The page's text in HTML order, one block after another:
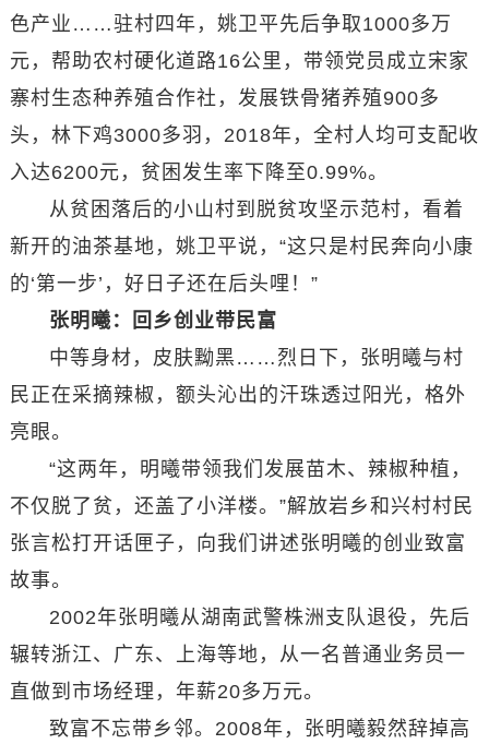
色产业……驻村四年，姚卫平先后争取1000多万
元，帮助农村硬化道路16公里，带领党员成立宋家
寨村生态种养殖合作社，发展铁骨猪养殖900多
头，林下鸡3000多羽，2018年，全村人均可支配收
入达6200元，贫困发生率下降至0.99%。
从贫困落后的小山村到脱贫攻坚示范村，看着
新开的油茶基地，姚卫平说，“这只是村民奔向小康
的‘第一步’，好日子还在后头哩！”
张明曦：回乡创业带民富
中等身材，皮肤黝黑……烈日下，张明曦与村
民正在采摘辣椒，额头沁出的汗珠透过阳光，格外
亮眼。
“这两年，明曦带领我们发展苗木、辣椒种植，
不仅脱了贫，还盖了小洋楼。”解放岩乡和兴村村民
张言松打开话匣子，向我们讲述张明曦的创业致富
故事。
2002年张明曦从湖南武警株洲支队退役，先后
辗转浙江、广东、上海等地，从一名普通业务员一
直做到市场经理，年薪20多万元。
致富不忘带乡邻。2008年，张明曦毅然辞掉高